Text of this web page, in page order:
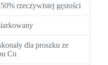
rzeczywistej gęstości
dla proszku ze
Cu